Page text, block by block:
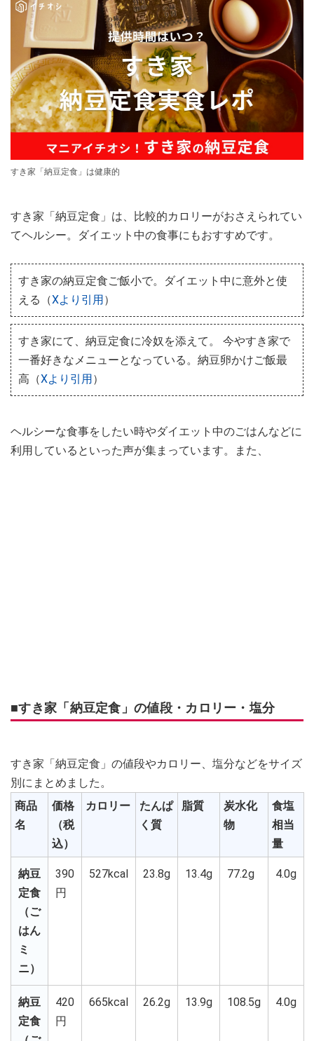
すき家「納豆定食」は健康的
すき家「納豆定食」は、比較的カロリーがおさえられてい
てヘルシー。ダイエット中の食事にもおすすめです。
すき家の納豆定食ご飯小で。ダイエット中に意外と使
える（Xより引用）
すき家にて、納豆定食に冷奴を添えて。 今やすき家で
一番好きなメニューとなっている。納豆卵かけご飯最
高（Xより引用）
ヘルシーな食事をしたい時やダイエット中のごはんなどに
利用しているといった声が集まっています。また、
■すき家「納豆定食」の値段・カロリー・塩分
すき家「納豆定食」の値段やカロリー、塩分などをサイズ
別にまとめました。
商品
名
価格
（税
込）
カロリー
たんぱ
く質
脂質
炭水化
物
食塩
相当
量
納豆
定食
（ご
はん
ミ
ニ）
390
円
527kcal 23.8g 13.4g 77.2g 4.0g
納豆
定食
420
円
665kcal 26.2g 13.9g 108.5g 4.0g